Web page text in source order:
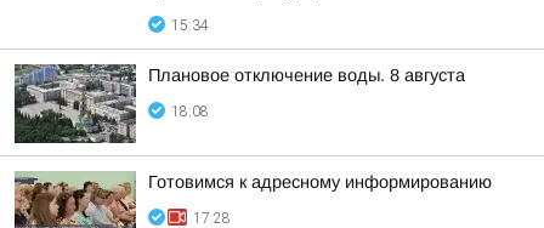
15:34
Плановое отключение воды. 8 августа
18:08
Готовимся к адресному информированию
17:28